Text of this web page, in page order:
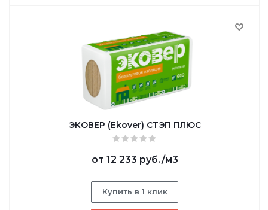
ЭКОВЕР (Ekover) СТЭП ПЛЮС
от 12 233 руб./м3
Купить в 1 клик